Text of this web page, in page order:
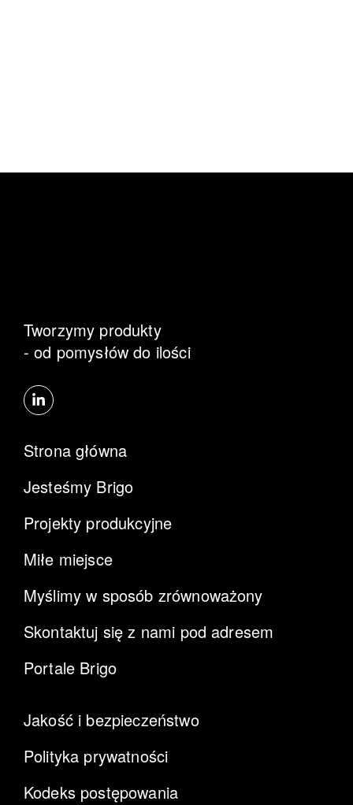
Tworzymy produkty
- od pomysłów do ilości
Strona główna
Jesteśmy Brigo
Projekty produkcyjne
Miłe miejsce
Myślimy w sposób zrównoważony
Skontaktuj się z nami pod adresem
Portale Brigo
Jakość i bezpieczeństwo
Polityka prywatności
Kodeks postępowania